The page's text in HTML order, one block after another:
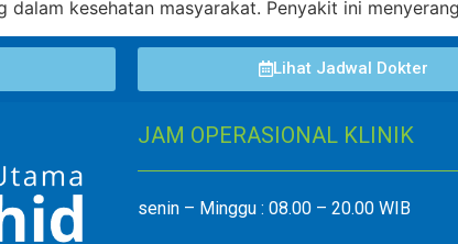
dalam kesehatan masyarakat. Penyakit ini
Lihat Jadwal Dokter
JAM OPERASIONAL KLINIK
senin – Minggu : 08.00 – 20.00 WIB